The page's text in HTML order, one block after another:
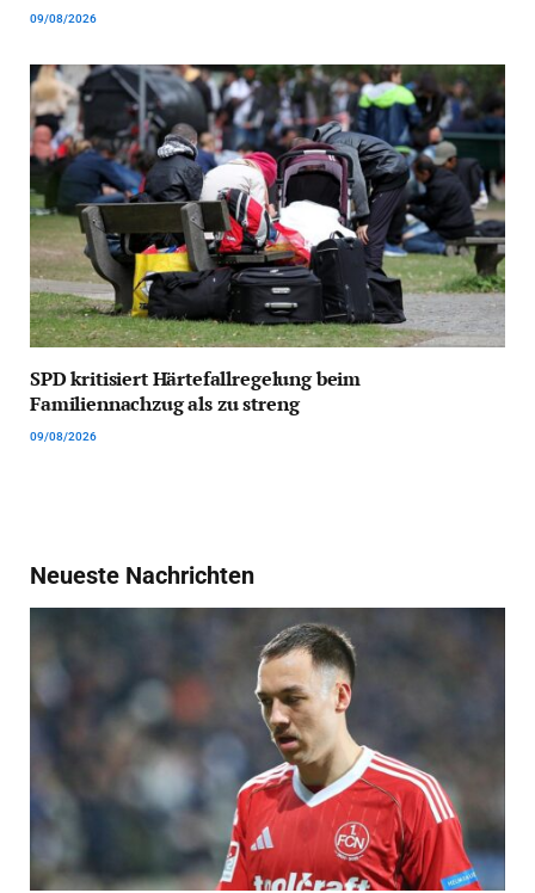
09/08/2026
SPD kritisiert Härtefallregelung beim
Familiennachzug als zu streng
09/08/2026
Neueste Nachrichten